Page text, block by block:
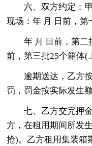
六、双方约定：
现场：年 月 日前，
年 月 日前，第二
前，第三批25个箱体(
逾期送达，乙方
罚，罚金按实际发生
七、乙方交完押
方，在租用期间所发
抢)。乙方租用集装箱